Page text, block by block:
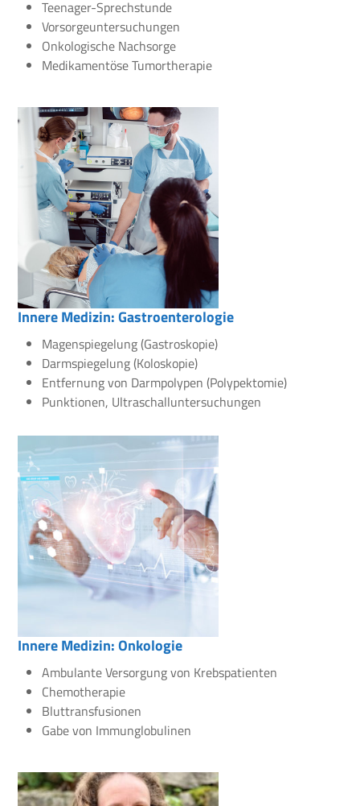
Teenager-Sprechstunde
Vorsorgeuntersuchungen
Onkologische Nachsorge
Medikamentöse Tumortherapie
Innere Medizin: Gastroenterologie
Magenspiegelung (Gastroskopie)
Darmspiegelung (Koloskopie)
Entfernung von Darmpolypen (Polypektomie)
Punktionen, Ultraschalluntersuchungen
Innere Medizin: Onkologie
Ambulante Versorgung von Krebspatienten
Chemotherapie
Bluttransfusionen
Gabe von Immunglobulinen